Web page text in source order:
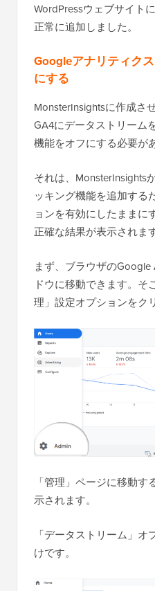
WordPressウェブサイト
正常に追加しました。
Googleアナリティク
にする
MonsterInsightsに作成さ
GA4にデータストリーム
機能をオフにする必要が
それは、MonsterInsights
ッキング機能を追加する
ョンを有効にしたままに
正確な結果が表示されます
まず、ブラウザの
ドウに移動できます。そ
理」設定オプションをク
「管理」ページに移動
示されます。
「データストリーム」
けです。